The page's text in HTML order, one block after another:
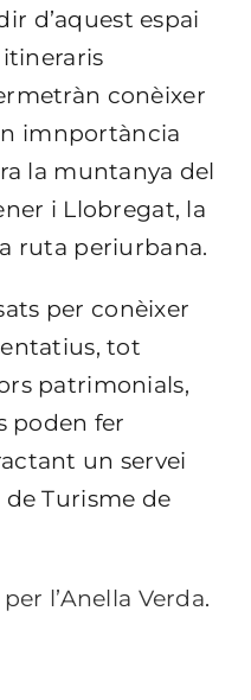
d’aquest espai
itineraris
conèixer
imnportància
la muntanya del
i Llobregat, la
ruta periurbana.
per conèixer
tot
patrimonials,
poden fer
un servei
de Turisme de
l’Anella Verda.